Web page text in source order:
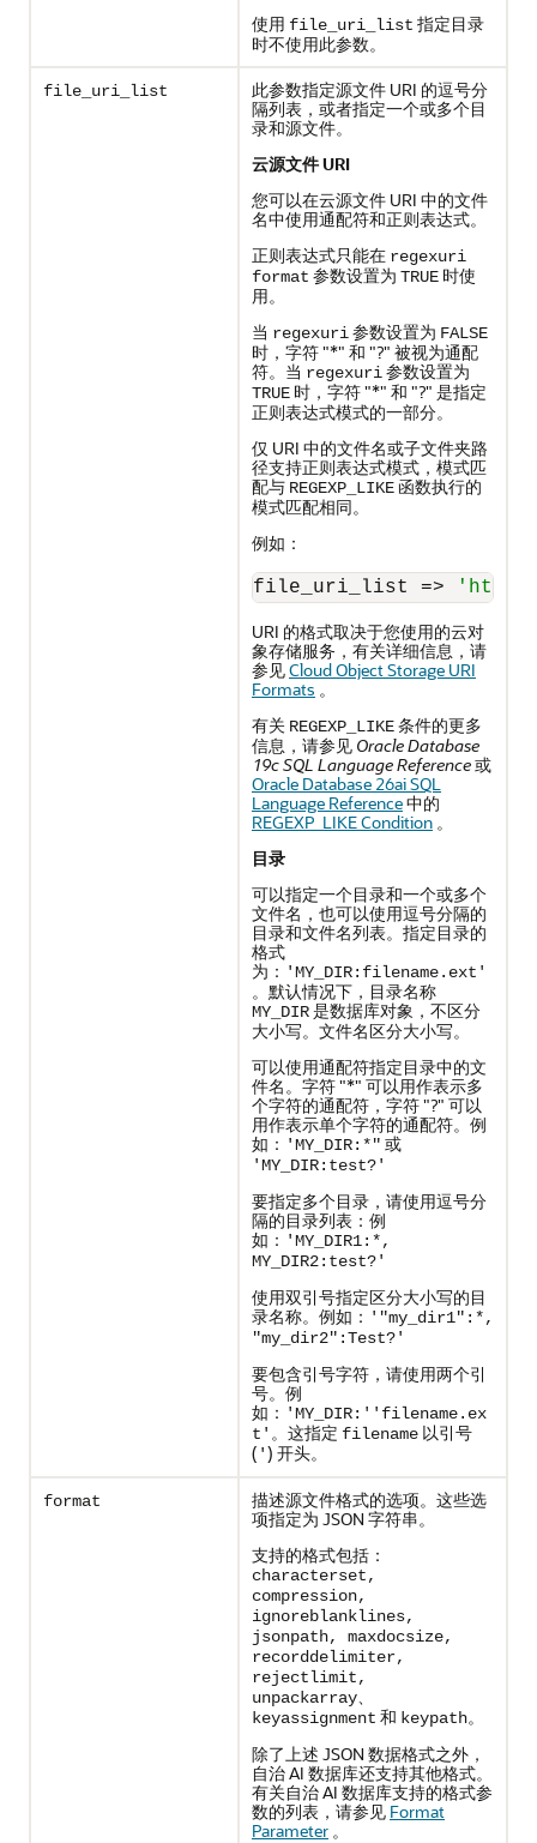
使用 file_uri_list 指定目录
时不使用此参数。
file_uri_list
此参数指定源文件 URI 的逗号分
隔列表，或者指定一个或多个目
录和源文件。
云源文件 URI
您可以在云源文件 URI 中的文件
名中使用通配符和正则表达式。
正则表达式只能在 regexuri
format 参数设置为 TRUE 时使
用。
当 regexuri参数设置为 FALSE
时，字符 "*" 和 "?" 被视为通配
符。当 regexuri参数设置为
TRUE 时，字符 "*" 和 "?" 是指定
正则表达式模式的一部分。
仅 URI 中的文件名或子文件夹路
径支持正则表达式模式，模式匹
配与 REGEXP_LIKE 函数执行的
模式匹配相同。
例如：
file_uri_list =>
URI 的格式取决于您使用的云对
象存储服务，有关详细信息，请
参见Cloud Object Storage URI
Formats 。
有关 REGEXP_LIKE条件的更多
信息，请参见 Oracle Database
19c SQL Language Reference或
Oracle Database 26ai SQL
Language Reference中的
REGEXP_LIKE Condition 。
目录
可以指定一个目录和一个或多个
文件名，也可以使用逗号分隔的
目录和文件名列表。指定目录的
格式
为： 'MY_DIR:filename.ext'
。默认情况下，目录名称
MY_DIR是数据库对象，不区分
大小写。文件名区分大小写。
可以使用通配符指定目录中的文
件名。字符 "*" 可以用作表示多
个字符的通配符，字符 "?" 可以
用作表示单个字符的通配符。例
如： 'MY_DIR:*" 或
'MY_DIR:test?'
要指定多个目录，请使用逗号分
隔的目录列表：例
如： 'MY_DIR1:*,
MY_DIR2:test?'
使用双引号指定区分大小写的目
录名称。例如： '"my_dir1":*,
"my_dir2":Test?'
要包含引号字符，请使用两个引
号。例
如： 'MY_DIR:''filename.ex
t' 。这指定 filename 以引号
( ') 开头。
format
描述源文件格式的选项。这些选
项指定为 JSON 字符串。
支持的格式包括：
characterset,
compression,
ignoreblanklines,
jsonpath, maxdocsize,
recorddelimiter,
rejectlimit,
unpackarray、
keyassignment 和 keypath。
除了上述 JSON 数据格式之外，
自治 AI 数据库还支持其他格式。
有关自治 AI 数据库支持的格式参
数的列表，请参见 Format
Parameter 。